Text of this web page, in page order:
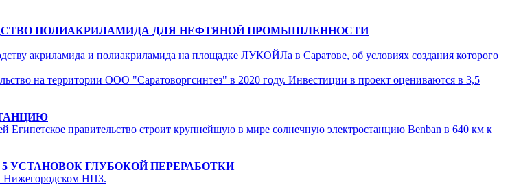
ПОЛИАКРИЛАМИДА ДЛЯ НЕФТЯНОЙ ПРОМЫШЛЕННОСТИ
акриламида и полиакриламида на площадке ЛУКОЙЛа в Саратове, об условиях создания которого
на территории ООО "Саратоворгсинтез" в 2020 году. Инвестиции в проект оцениваются в 3,5
Египетское правительство строит крупнейшую в мире солнечную электростанцию Benban в 640 км к
УСТАНОВОК ГЛУБОКОЙ ПЕРЕРАБОТКИ
Нижегородском НПЗ.